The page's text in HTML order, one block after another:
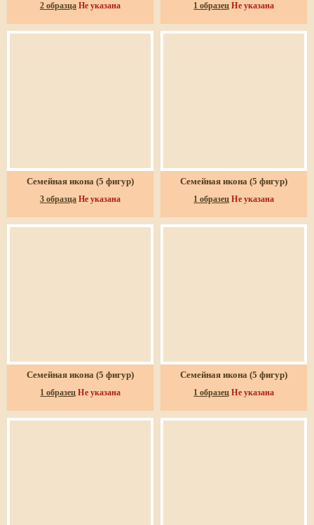
2 образца Не указана
1 образец Не указана
Семейная икона (5 фигур)
3 образца Не указана
Семейная икона (5 фигур)
1 образец Не указана
Семейная икона (5 фигур)
1 образец Не указана
Семейная икона (5 фигур)
1 образец Не указана